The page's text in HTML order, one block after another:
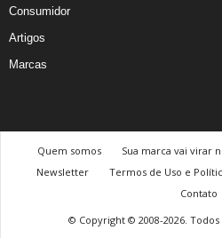
Consumidor
Artigos
Marcas
Quem somos Sua marca vai virar
Newsletter
Termos de Uso e
Contato
© Copyright © 2008-2026.